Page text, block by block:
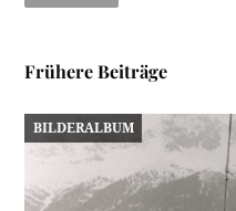
Frühere Beiträge
BILDERALBUM